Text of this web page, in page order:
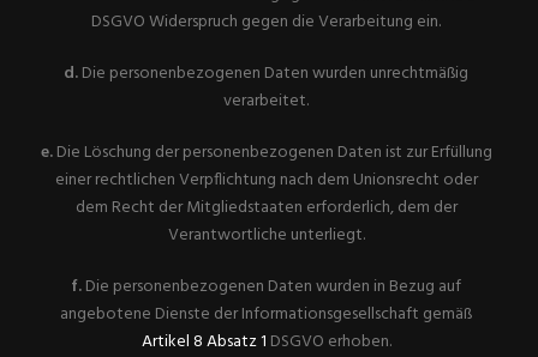
DSGVO Widerspruch gegen die Verarbeitung ein.
d.Die personenbezogenen Daten wurden unrechtmäßig
verarbeitet.
e.Die Löschung der personenbezogenen Daten ist zur Erfüllung
einer rechtlichen Verpflichtung nach dem Unionsrecht oder
dem Recht der Mitgliedstaaten erforderlich, dem der
Verantwortliche unterliegt.
f.Die personenbezogenen Daten wurden in Bezug auf
angebotene Dienste der Informationsgesellschaft gemäß
Artikel 8 Absatz 1 DSGVO erhoben.